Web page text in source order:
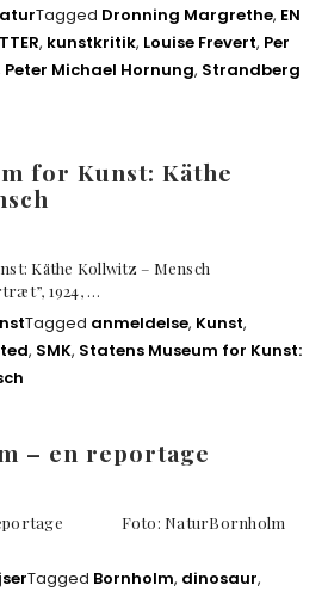
Tagged Dronning Margrethe, EN
, kunstkritik, Louise Frevert, Per
Peter Michael Hornung, Strandberg
for Kunst: Käthe
Käthe Kollwitz – Mensch
1924, …
Tagged anmeldelse, Kunst,
, SMK, Statens Museum for Kunst:
– en reportage
reportage Foto: NaturBornholm
Tagged Bornholm, dinosaur,